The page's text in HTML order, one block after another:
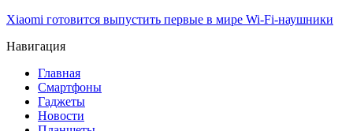
Xiaomi готовится выпустить первые в мире Wi-Fi-наушники
Навигация
Главная
Смартфоны
Гаджеты
Новости